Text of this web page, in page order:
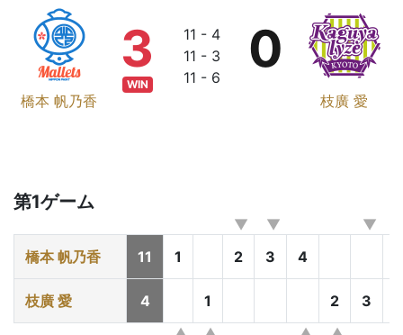
橋本 帆乃香
3
WIN
11 - 4
11 - 3
11 - 6
枝廣 愛
0
第1ゲーム
橋本 帆乃香 11 1 2 3 4
枝廣 愛 4 1 2 3